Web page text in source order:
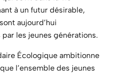
à un futur désirable,
aujourd’hui
les jeunes générations.
Écologique ambitionne
l’ensemble des jeunes